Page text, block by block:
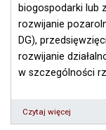
biogospodarki lub
rozwijanie
DG),
rozwijanie
w szczególności
Czytaj więcej
Wynik